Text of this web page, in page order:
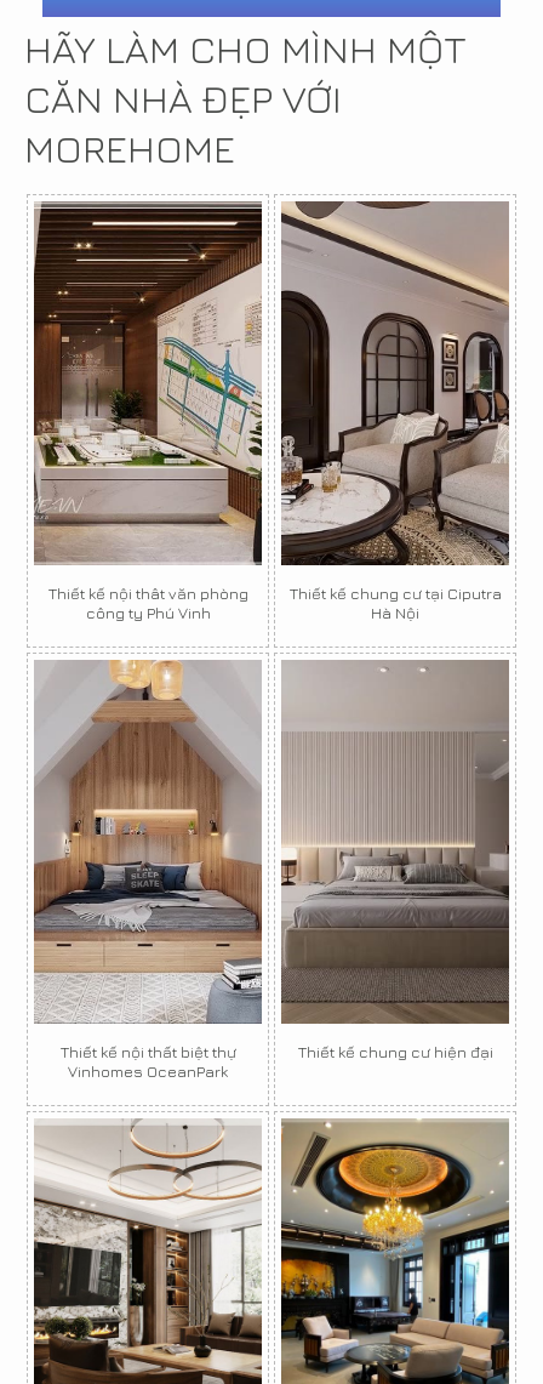
HÃY LÀM CHO MÌNH MỘT
CĂN NHÀ ĐẸP VỚI
MOREHOME
Thiết kế nội thât văn phòng
công ty Phú Vinh
Thiết kế chung cư tại Ciputra
Hà Nội
Thiết kế nội thất biệt thự
Vinhomes OceanPark
Thiết kế chung cư hiện đại